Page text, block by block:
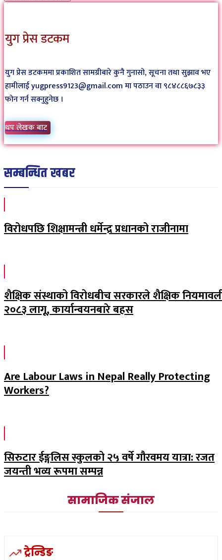
युग प्रेस डटकम
युग प्रेस डटकममा प्रकाशित सामग्रीबारे कुनै गुनासो, सूचना तथा सुझाव भए
हामीलाई yugpress9123@gmail.com मा पठाउन वा ९८४८८६७८३३
फोन गर्न सक्नुहुनेछ ।
थप लेखक बाट
सम्बन्धित खबर
विरोधपछि शिक्षामन्त्री धर्मेन्द्र प्रधानको राजीनामा
शैक्षिक संस्थाको विरोधबीच सरकारले शैक्षिक
२०८३ लागू, कार्यान्वयनबारे बहस
Are Labour Laws in Nepal Really Protecting
Workers?
सिरुटार ईङ्गलिस स्कुलको २५ वर्षे गौरवमय यात्रा: रजत
जयन्ती भव्य रूपमा सम्पन्न
सामाजिक संजाल
ट्रेन्डिङ